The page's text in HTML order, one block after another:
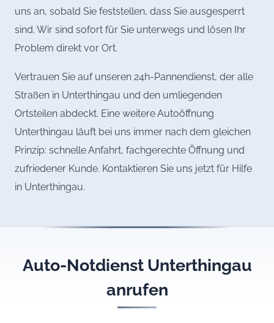
uns an, sobald Sie feststellen, dass Sie ausgesperrt
sind. Wir sind sofort für Sie unterwegs und lösen Ihr
Problem direkt vor Ort.
Vertrauen Sie auf unseren 24h-Pannendienst, der alle
Straßen in Unterthingau und den umliegenden
Ortsteilen abdeckt. Eine weitere Autoöffnung
Unterthingau läuft bei uns immer nach dem gleichen
Prinzip: schnelle Anfahrt, fachgerechte Öffnung und
zufriedener Kunde. Kontaktieren Sie uns jetzt für Hilfe
in Unterthingau.
Auto-Notdienst Unterthingau
anrufen